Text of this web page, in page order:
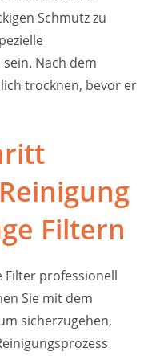
Schmutz zu
Nach dem
trocknen, bevor er
Filtern
Filter professionell
Sie mit dem
sicherzugehen,